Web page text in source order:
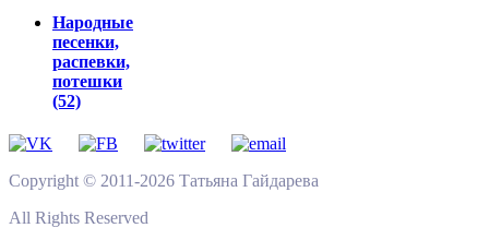
Народные
песенки,
распевки,
потешки
(52)
Copyright © 2011-2026 Татьяна Гайдарева
All Rights Reserved